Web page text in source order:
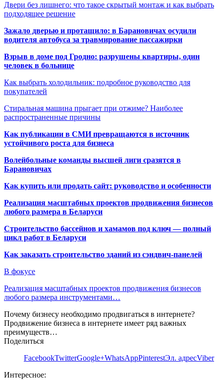
Двери без лишнего: что такое скрытый монтаж и как выбрать
подходящее решение
Зажало дверью и протащило: в Барановичах осудили
водителя автобуса за травмирование пассажирки
Взрыв в доме под Гродно: разрушены квартиры, один
человек в больнице
Как выбрать холодильник: подробное руководство для
покупателей
Стиральная машина прыгает при отжиме? Наиболее
распространенные причины
Как публикации в СМИ превращаются в источник
устойчивого роста для бизнеса
Волейбольные команды высшей лиги сразятся в
Барановичах
Как купить или продать сайт: руководство и особенности
Реализация масштабных проектов продвижения бизнесов
любого размера в Беларуси
Строительство бассейнов и хамамов под ключ — полный
цикл работ в Беларуси
Как заказать строительство зданий из сэндвич-панелей
В фокусе
Реализация масштабных проектов продвижения бизнесов
любого размера инструментами…
Почему бизнесу необходимо продвигаться в интернете?
Продвижение бизнеса в интернете имеет ряд важных
преимуществ…
Поделиться
FacebookTwitterGoogle+WhatsAppPinterestЭл. адресViber
Интересное: